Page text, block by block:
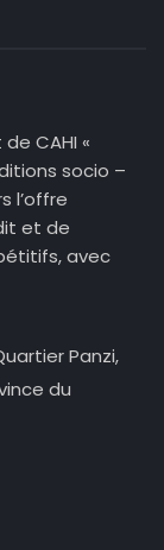
CAHI «
socio –
l’offre
et de
avec
Panzi,
du